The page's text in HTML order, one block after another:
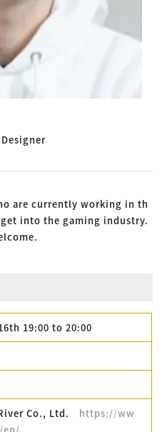
are currently working in th
into the gaming industry.
19:00 to 20:00
Co., Ltd. https://ww